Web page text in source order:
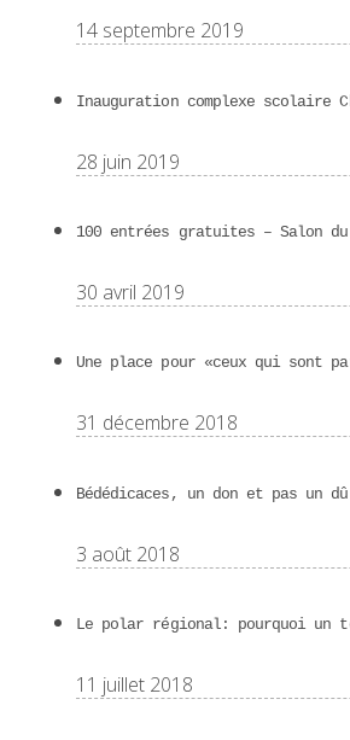
14 septembre 2019
Inauguration complexe scolaire
28 juin 2019
100 entrées gratuites – Salon du
30 avril 2019
Une place pour «ceux qui sont
31 décembre 2018
Bédédicaces, un don et pas un
3 août 2018
Le polar régional: pourquoi un
11 juillet 2018